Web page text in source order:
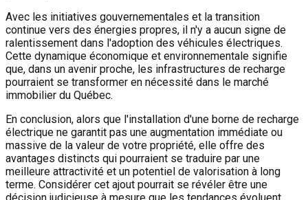
Avec les initiatives gouvernementales et la transition
continue vers des énergies propres, il n'y a aucun signe de
ralentissement dans l'adoption des véhicules électriques.
Cette dynamique économique et environnementale signifie
que, dans un avenir proche, les infrastructures de recharge
pourraient se transformer en nécessité dans le marché
immobilier du Québec.
En conclusion, alors que l'installation d'une borne de recharge
électrique ne garantit pas une augmentation immédiate ou
massive de la valeur de votre propriété, elle offre des
avantages distincts qui pourraient se traduire par une
meilleure attractivité et un potentiel de valorisation à long
terme. Considérer cet ajout pourrait se révéler être une